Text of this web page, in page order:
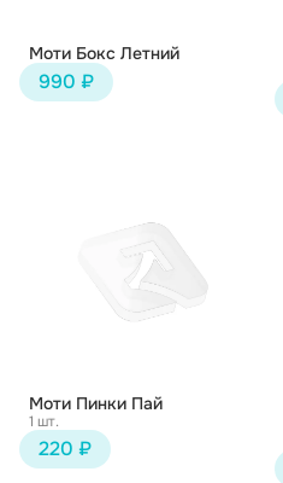
Моти Бокс Летний
990 ₽
Моти Пинки Пай
1 шт.
220 ₽